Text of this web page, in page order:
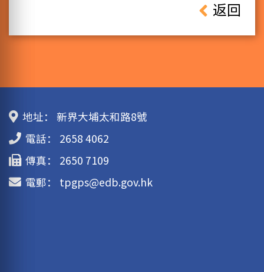
返回
地址：
新界大埔太和路8號
電話：
2658 4062
傳真：
2650 7109
電郵：
tpgps@edb.gov.hk